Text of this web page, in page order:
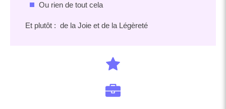
Ou rien de tout cela
Et plutôt : de la Joie et de la Légèreté